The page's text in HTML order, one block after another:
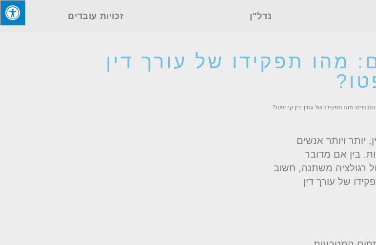
נדל"ן זכויות עובדים
מהו תפקידו של עורך דין
מהו תפקידו של עורך דין קריפטו?
יותר ויותר אנשים
בין אם מדובר
רגולציה משתנה, חשוב
של עורך דין